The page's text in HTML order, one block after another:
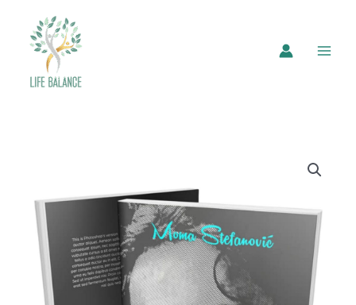
količina